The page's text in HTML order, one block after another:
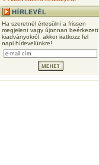
Ha szeretnél értesülni a frissen
megjelent vagy újonnan beérkezett
kiadványokról, akkor iratkozz fel
napi hírlevelünkre!